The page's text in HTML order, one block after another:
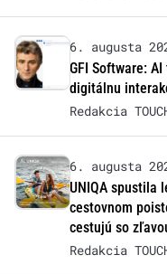
6. augusta
GFI Software:
digitálnu
Redakcia
6. augusta
UNIQA spustila
cestovnom
cestujú so
Redakcia